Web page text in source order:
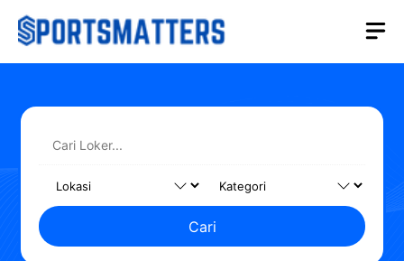
Langsung
Cari